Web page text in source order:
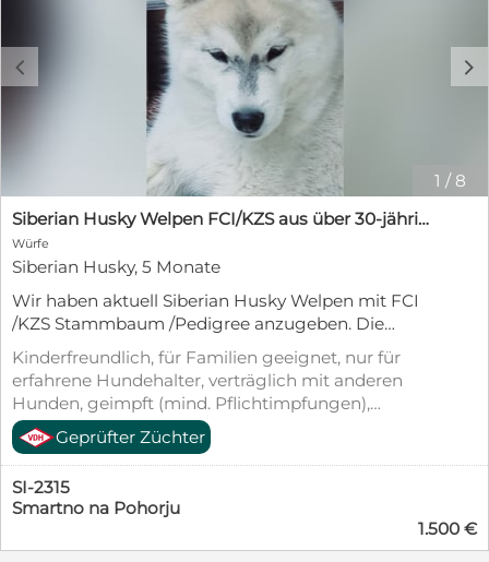
1 / 8
c d
Siberian Husky Welpen FCI/KZS aus über 30-jähriger Zucht
Würfe
Siberian Husky, 5 Monate
Wir haben aktuell Siberian Husky Welpen mit FCI
/KZS Stammbaum /Pedigree anzugeben. Die
Kleinen sind gechipt, geimpft, entwurmt und die
neuen Besitzer erhalten einen Kaufvertrag und den
einen Stammbaum. Außerdem bieten wir für
unsere Welpen und ihre neuen Besitzer kostenlose
Trainingsklassen für Gehorsam bei uns in
Slovenien. Die Welpen sind die 8.Generation
unserer Zucht. Wir züchten und bilden seit über 30
Jahren Hunde bzw. Huskies aus. Unsere
Zuchthunde sind u.a. Show-Champions, Working-
Champions und einige sind Therapie-, Such- und
Kinderfreundlich, für Familien geeignet, nur für
erfahrene Hundehalter, verträglich mit anderen
Hunden, geimpft (mind. Pflichtimpfungen),
entwurmt, gechipt, mit EU-Heimtierausweis
Geprüfter Züchter
SI-2315
Smartno na Pohorju
1.500 €